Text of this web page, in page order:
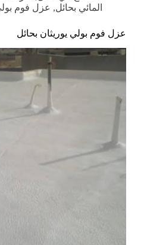
المائي بحائل, عزل فوم
عزل فوم بولي يوريثان بحائل